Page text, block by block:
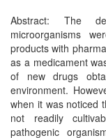
Abstract: The
microorganisms
products with
as a medicament
of new drugs
environment.
when it was noticed
not readily
pathogenic